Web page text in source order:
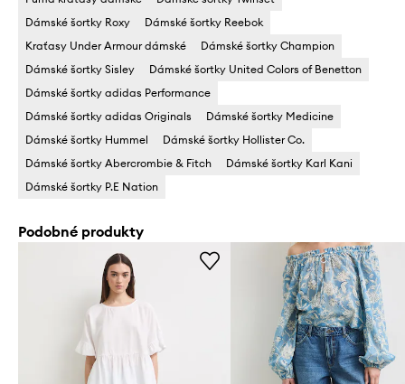
Dámské šortky Roxy
Dámské šortky Reebok
Kraťasy Under Armour dámské
Dámské šortky Champion
Dámské šortky Sisley
Dámské šortky United Colors of Benetton
Dámské šortky adidas Performance
Dámské šortky adidas Originals
Dámské šortky Medicine
Dámské šortky Hummel
Dámské šortky Hollister Co.
Dámské šortky Abercrombie & Fitch
Dámské šortky Karl Kani
Dámské šortky P.E Nation
Podobné produkty